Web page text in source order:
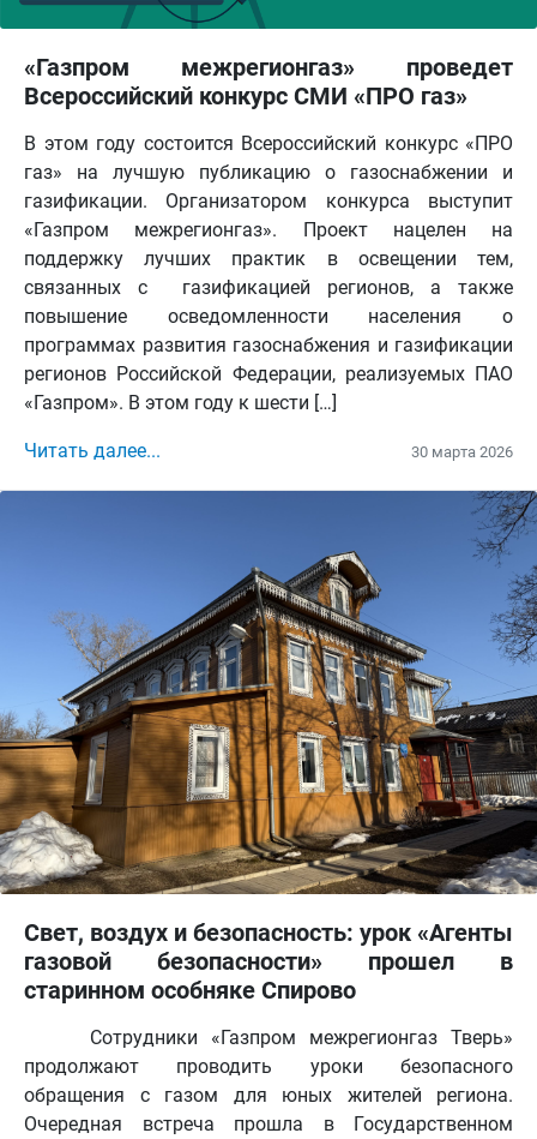
«Газпром межрегионгаз» проведет
Всероссийский конкурс СМИ «ПРО газ»
В этом году состоится Всероссийский конкурс «ПРО
газ» на лучшую публикацию о газоснабжении и
газификации. Организатором конкурса выступит
«Газпром межрегионгаз». Проект нацелен на
поддержку лучших практик в освещении тем,
связанных с газификацией регионов, а также
повышение осведомленности населения о
программах развития газоснабжения и газификации
регионов Российской Федерации, реализуемых ПАО
«Газпром». В этом году к шести […]
Читать далее... 30 марта 2026
Свет, воздух и безопасность: урок «Агенты
газовой безопасности» прошел в
старинном особняке Спирово
Сотрудники «Газпром межрегионгаз Тверь»
продолжают проводить уроки безопасного
обращения с газом для юных жителей региона.
Очередная встреча прошла в Государственном